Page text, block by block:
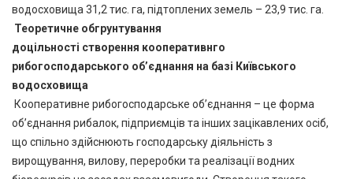
водосховища 31,2 тис. га, підтоплених земель – 23,9 тис. га.
Теоретичне обгрунтування
доцільності створення кооперативнго
рибогосподарського об’єднання на базі Київського
водосховища
Кооперативне рибогосподарське об’єднання – це форма
об’єднання рибалок, підприємців та інших зацікавлених осіб,
що спільно здійснюють господарську діяльність з
вирощування, вилову, переробки та реалізації водних